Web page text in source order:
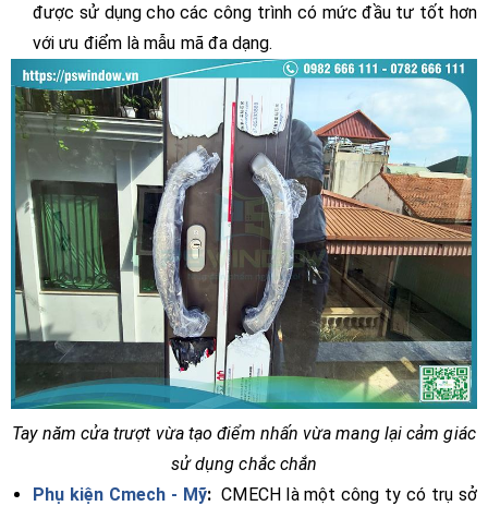
được sử dụng cho các công trình có mức đầu tư tốt hơn
với ưu điểm là mẫu mã đa dạng.
Tay năm cửa trượt vừa tạo điểm nhấn vừa mang lại cảm giác
sử dụng chắc chắn
Phụ kiện Cmech - Mỹ: CMECH là một công ty có trụ sở